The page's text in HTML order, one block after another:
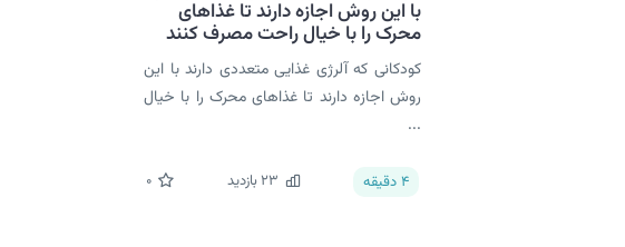
با این روش اجازه دارند تا غذاهای
محرک را با خیال راحت مصرف کنند
کودکانی که آلرژی غذایی متعددی دارند با این
روش اجازه دارند تا غذاهای محرک را با خیال
...
4 دقیقه 23 بازدید 0